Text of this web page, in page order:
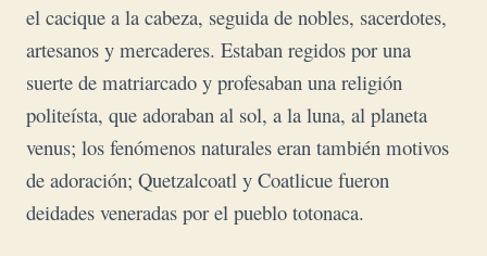
el cacique a la cabeza, seguida de nobles, sacerdotes,
artesanos y mercaderes. Estaban regidos por una
suerte de matriarcado y profesaban una religión
politeísta, que adoraban al sol, a la luna, al planeta
venus; los fenómenos naturales eran también motivos
de adoración; Quetzalcoatl y Coatlicue fueron
deidades veneradas por el pueblo totonaca.